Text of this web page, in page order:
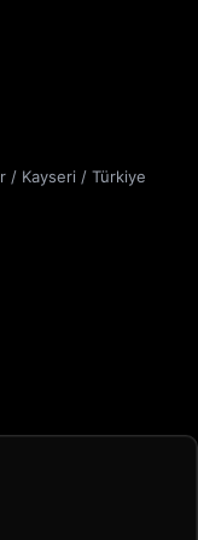
/ Kayseri / Türkiye